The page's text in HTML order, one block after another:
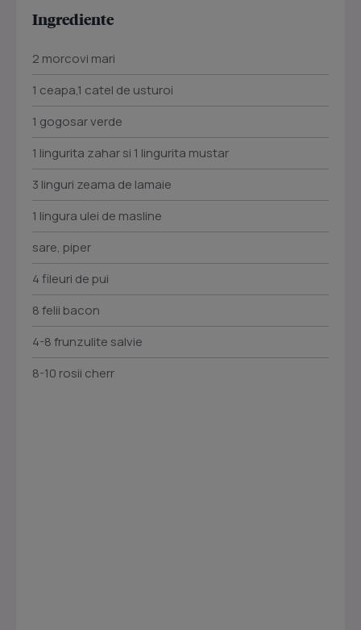
Ingrediente
2 morcovi mari
1 ceapa,1 catel de usturoi
1 gogosar verde
1 lingurita zahar si 1 lingurita mustar
3 linguri zeama de lamaie
1 lingura ulei de masline
sare, piper
4 fileuri de pui
8 felii bacon
4-8 frunzulite salvie
8-10 rosii cherr